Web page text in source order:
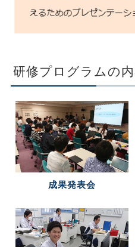
研修プログラムの
成果発表会